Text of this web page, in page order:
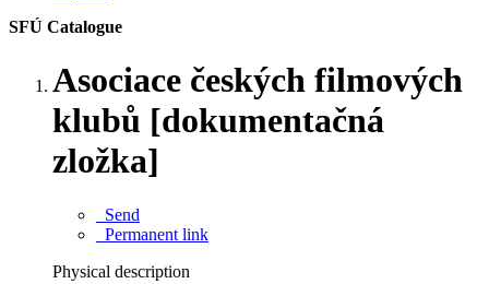
SFÚ Catalogue
Asociace českých filmových
klubů [dokumentačná
zložka]
Send
Permanent link
Physical description